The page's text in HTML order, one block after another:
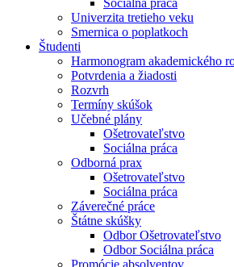
Sociálna práca
Univerzita tretieho veku
Smernica o poplatkoch
Študenti
Harmonogram akademického
Potvrdenia a žiadosti
Rozvrh
Termíny skúšok
Učebné plány
Ošetrovateľstvo
Sociálna práca
Odborná prax
Ošetrovateľstvo
Sociálna práca
Záverečné práce
Štátne skúšky
Odbor Ošetrovateľstvo
Odbor Sociálna práca
Promócie absolventov